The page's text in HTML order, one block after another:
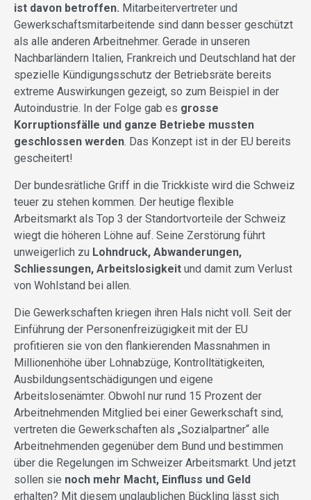
ist davon betroffen. Mitarbeitervertreter und
Gewerkschaftsmitarbeitende sind dann besser geschützt
als alle anderen Arbeitnehmer. Gerade in unseren
Nachbarländern Italien, Frankreich und Deutschland hat der
spezielle Kündigungsschutz der Betriebsräte bereits
extreme Auswirkungen gezeigt, so zum Beispiel in der
Autoindustrie. In der Folge gab es grosse
Korruptionsfälle und ganze Betriebe mussten
geschlossen werden. Das Konzept ist in der EU bereits
gescheitert!
Der bundesrätliche Griff in die Trickkiste wird die Schweiz
teuer zu stehen kommen. Der heutige flexible
Arbeitsmarkt als Top 3 der Standortvorteile der Schweiz
wiegt die höheren Löhne auf. Seine Zerstörung führt
unweigerlich zu Lohndruck, Abwanderungen,
Schliessungen, Arbeitslosigkeit und damit zum Verlust
von Wohlstand bei allen.
Die Gewerkschaften kriegen ihren Hals nicht voll. Seit der
Einführung der Personenfreizügigkeit mit der EU
profitieren sie von den flankierenden Massnahmen in
Millionenhöhe über Lohnabzüge, Kontrolltätigkeiten,
Ausbildungsentschädigungen und eigene
Arbeitslosenämter. Obwohl nur rund 15 Prozent der
Arbeitnehmenden Mitglied bei einer Gewerkschaft sind,
vertreten die Gewerkschaften als „Sozialpartner“ alle
Arbeitnehmenden gegenüber dem Bund und bestimmen
über die Regelungen im Schweizer Arbeitsmarkt. Und jetzt
sollen sie noch mehr Macht, Einfluss und Geld
erhalten? Mit diesem unglaublichen Bückling lässt sich